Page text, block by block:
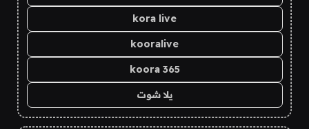
kora live
kooralive
koora 365
يلا شوت